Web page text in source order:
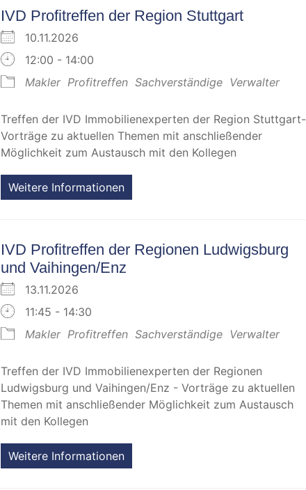
IVD Profitreffen der Region Stuttgart
10.11.2026
12:00 - 14:00
Makler Profitreffen Sachverständige Verwalter
Treffen der IVD Immobilienexperten der Region Stuttgart-
Vorträge zu aktuellen Themen mit anschließender
Möglichkeit zum Austausch mit den Kollegen
Weitere Informationen
IVD Profitreffen der Regionen Ludwigsburg
und Vaihingen/Enz
13.11.2026
11:45 - 14:30
Makler Profitreffen Sachverständige Verwalter
Treffen der IVD Immobilienexperten der Regionen
Ludwigsburg und Vaihingen/Enz - Vorträge zu aktuellen
Themen mit anschließender Möglichkeit zum Austausch
mit den Kollegen
Weitere Informationen